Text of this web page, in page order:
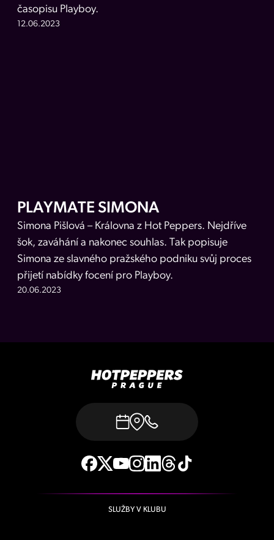
časopisu Playboy.
12.06.2023
PLAYMATE SIMONA
Simona Pišlová – Královna z Hot Peppers. Nejdříve
šok, zaváhání a nakonec souhlas. Tak popisuje
Simona ze slavného pražského podniku svůj proces
přijetí nabídky focení pro Playboy.
20.06.2023
SLUŽBY V KLUBU